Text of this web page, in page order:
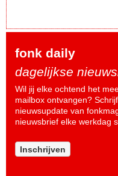
fonk daily
dagelijkse
Wil jij elke ochtend het
mailbox ontvangen?
nieuwsupdate van
nieuwsbrief elke werkdag
Inschrijven